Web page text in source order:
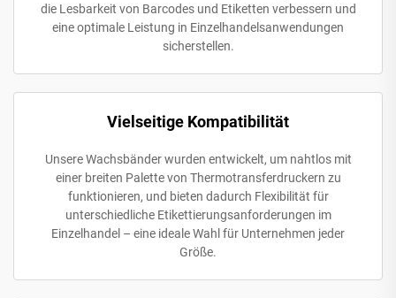
die Lesbarkeit von Barcodes und Etiketten verbessern und
eine optimale Leistung in Einzelhandelsanwendungen
sicherstellen.
Vielseitige Kompatibilität
Unsere Wachsbänder wurden entwickelt, um nahtlos mit
einer breiten Palette von Thermotransferdruckern zu
funktionieren, und bieten dadurch Flexibilität für
unterschiedliche Etikettierungsanforderungen im
Einzelhandel – eine ideale Wahl für Unternehmen jeder
Größe.